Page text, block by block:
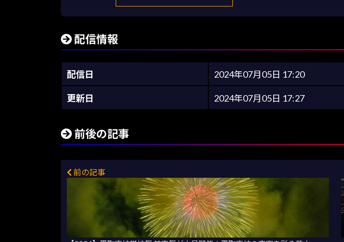
配信情報
配信日 2024年07月05日 17:20
更新日 2024年07月05日 17:27
前後の記事
前の記事